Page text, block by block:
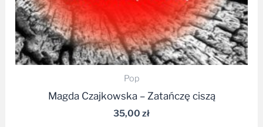
Pop
Magda Czajkowska – Zatańczę ciszą
35,00zł
Kup płytę CD